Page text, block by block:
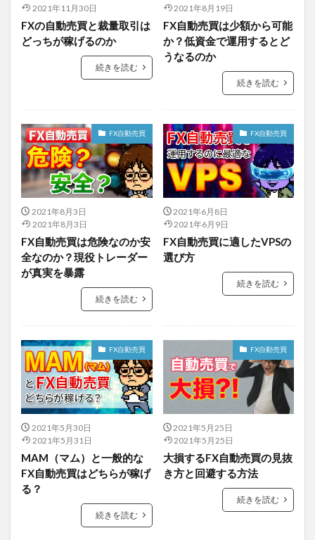
2021年11月30日
FXの自動売買と裁量取引は
どっちが稼げるのか
続きを読む
2021年8月19日
FX自動売買は少額から可能
か？低資金で運用するとど
うなるのか
続きを読む
FX自動売買
2021年8月3日
2021年8月3日
FX自動売買は危険なのか安
全なのか？現役トレーダー
が真実を暴露
続きを読む
FX自動売買
2021年6月8日
2021年6月9日
FX自動売買に適したVPSの
選び方
続きを読む
FX自動売買
2021年5月30日
2021年5月31日
MAM（マム）と一般的な
FX自動売買はどちらが稼げ
る？
続きを読む
FX自動売買
2021年5月25日
2021年5月25日
大損するFX自動売買の見抜
き方と回避する方法
続きを読む